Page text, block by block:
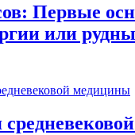
Первые
или